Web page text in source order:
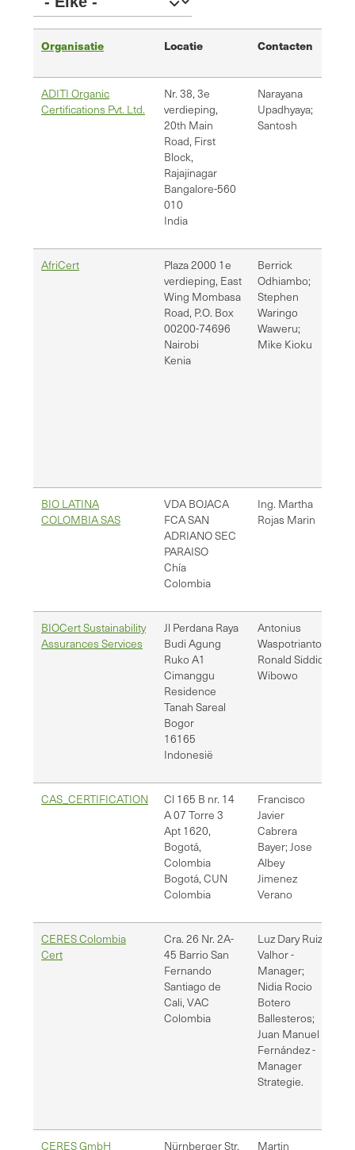
Organisatie Locatie Contacten
ADITI Organic
Certifications Pvt. Ltd.
Nr. 38, 3e
verdieping,
20th Main
Road, First
Block,
Rajajinagar
Bangalore-560
010
India
Narayana
Upadhyaya;
Santosh
AfriCert
Plaza 2000 1e
verdieping, East
Wing Mombasa
Road, P.O. Box
00200-74696
Nairobi
Kenia
Berrick
Odhiambo;
Stephen
Waringo
Waweru;
Mike Kioku
BIO LATINA
COLOMBIA SAS
VDA BOJACA
FCA SAN
ADRIANO SEC
PARAISO
Chía
Colombia
Ing. Martha
Rojas Marin
BIOCert Sustainability
Assurances Services
Jl Perdana Raya
Budi Agung
Ruko A1
Cimanggu
Residence
Tanah Sareal
Bogor
16165
Indonesië
Antonius
Waspotrianto;
Ronald Siddiq
Wibowo
CAS_CERTIFICATION
Cl 165 B nr. 14
A 07 Torre 3
Apt 1620,
Bogotá,
Colombia
Bogotá, CUN
Colombia
Francisco
Javier
Cabrera
Bayer; Jose
Albey
Jimenez
Verano
CERES Colombia
Cert
Cra. 26 Nr. 2A-
45 Barrio San
Fernando
Santiago de
Cali, VAC
Colombia
Luz Dary Ruiz
Valhor -
Manager;
Nidia Rocio
Botero
Ballesteros;
Juan Manuel
Fernández -
Manager
Strategie.
CERES GmbH Nürnberger Str. Martin